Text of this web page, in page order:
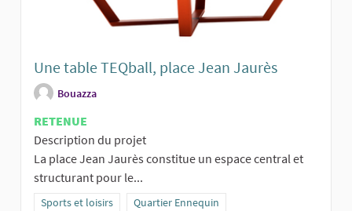
Une table TEQball, place Jean Jaurès
Bouazza
RETENUE
Description du projet
La place Jean Jaurès constitue un espace central et
structurant pour le...
Filtrer les résultats de la catégorie : Sports et loisirs
Sports et loisirs Filtrer les résultats pour le secteur : Quartier
Quartier Ennequin